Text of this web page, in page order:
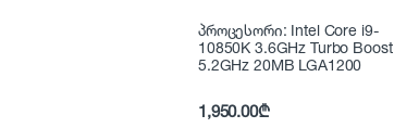
პროცესორი: Intel Core i9-
10850K 3.6GHz Turbo Boost
5.2GHz 20MB LGA1200
1,950.00₾